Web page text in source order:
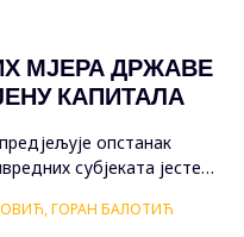
б...
МЈЕРА ДРЖАВЕ
КАПИТАЛА
опстанак
субјеката јесте
финансијских
ГОРАН БАЛОТИЋ